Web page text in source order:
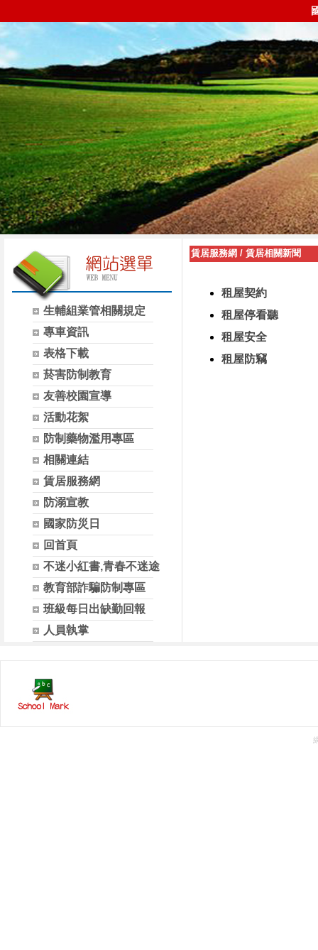
生輔組業管相關規定
專車資訊
表格下載
菸害防制教育
友善校園宣導
活動花絮
防制藥物濫用專區
相關連結
賃居服務網
防溺宣教
國家防災日
回首頁
不迷小紅書,青春不迷途
教育部詐騙防制專區
班級每日出缺勤回報
人員執掌
賃居服務網 / 賃居相關新聞
租屋契約
租屋停看聽
租屋安全
租屋防竊